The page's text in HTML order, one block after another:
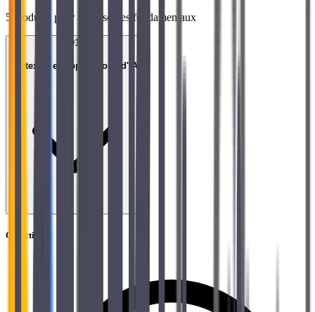
5 modules pour maîtriser les fondamentaux
01
Vertex AI et Applications d'IA
Objectifs